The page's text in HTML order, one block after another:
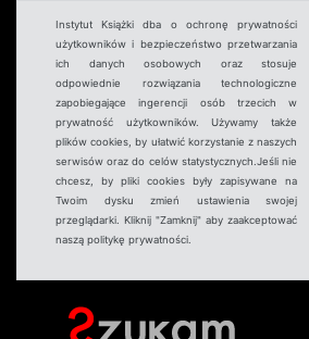
Instytut Książki dba o ochronę prywatności
użytkowników i bezpieczeństwo przetwarzania
ich danych osobowych oraz stosuje
odpowiednie rozwiązania technologiczne
zapobiegające ingerencji osób trzecich w
prywatność użytkowników. Używamy także
plików cookies, by ułatwić korzystanie z naszych
serwisów oraz do celów statystycznych.Jeśli nie
chcesz, by pliki cookies były zapisywane na
Twoim dysku zmień ustawienia swojej
przeglądarki. Kliknij "Zamknij" aby zaakceptować
naszą politykę prywatności.